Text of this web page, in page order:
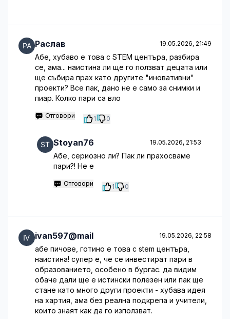
Раслав 19.05.2026, 21:49
Абе, хубаво е това с STEM центъра, разбира
се, ама... наистина ли ще го ползват децата или
ще събира прах като другите "иновативни"
проекти? Все пак, дано не е само за снимки и
пиар. Колко пари са вло
Отговори 1 0
Stoyan76 19.05.2026, 21:53
Абе, сериозно ли? Пак ли прахосваме
пари?! Не е
Отговори 1 0
ivan597@mail 19.05.2026, 22:58
абе пичове, готино е това с stem центъра,
наистина! супер е, че се инвестират пари в
образованието, особено в бургас. да видим
обаче дали ще е истински полезен или пак ще
стане като много други проекти - хубава идея
на хартия, ама без реална подкрепа и учители,
които знаят как да го използват.